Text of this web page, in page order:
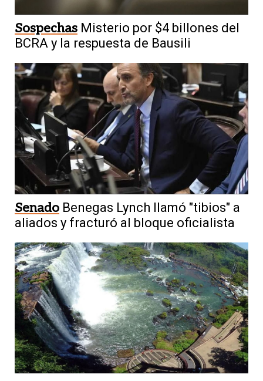
Sospechas Misterio por $4 billones del
BCRA y la respuesta de Bausili
Senado Benegas Lynch llamó "tibios" a
aliados y fracturó al bloque oficialista